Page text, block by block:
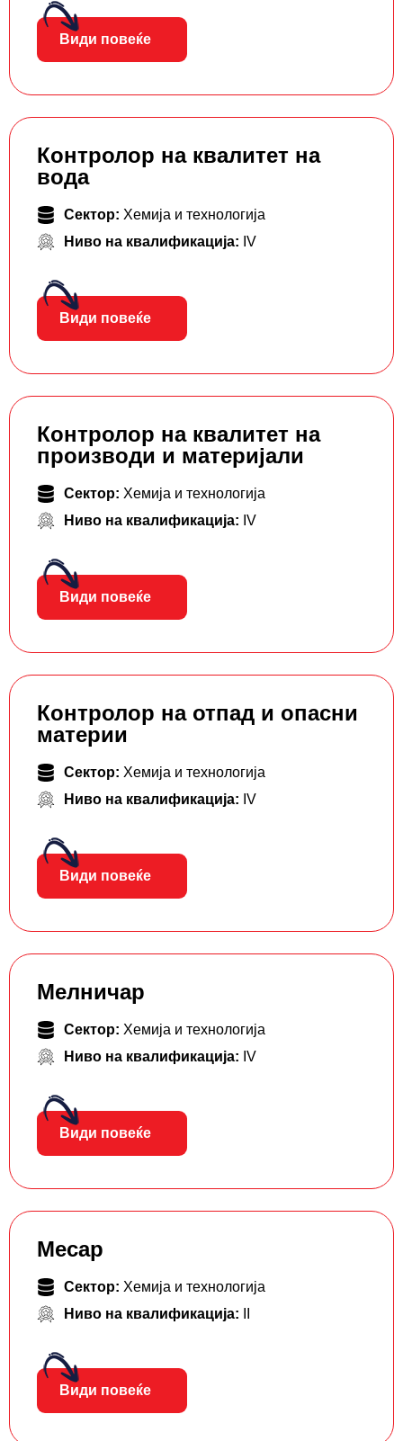
Види повеќе
Контролор на квалитет на
вода
Сектор: Хемија и технологија
Ниво на квалификација: IV
Види повеќе
Контролор на квалитет на
производи и материјали
Сектор: Хемија и технологија
Ниво на квалификација: IV
Види повеќе
Контролор на отпад и опасни
материи
Сектор: Хемија и технологија
Ниво на квалификација: IV
Види повеќе
Мелничар
Сектор: Хемија и технологија
Ниво на квалификација: IV
Види повеќе
Месар
Сектор: Хемија и технологија
Ниво на квалификација:
Види повеќе